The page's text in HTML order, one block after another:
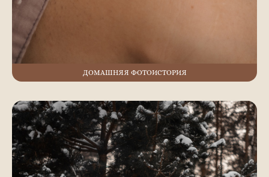
ДОМАШНЯЯ ФОТОИСТОРИЯ